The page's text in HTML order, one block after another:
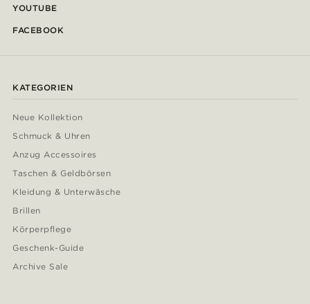
YOUTUBE
FACEBOOK
KATEGORIEN
Neue Kollektion
Schmuck & Uhren
Anzug Accessoires
Taschen & Geldbörsen
Kleidung & Unterwäsche
Brillen
Körperpflege
Geschenk-Guide
Archive Sale